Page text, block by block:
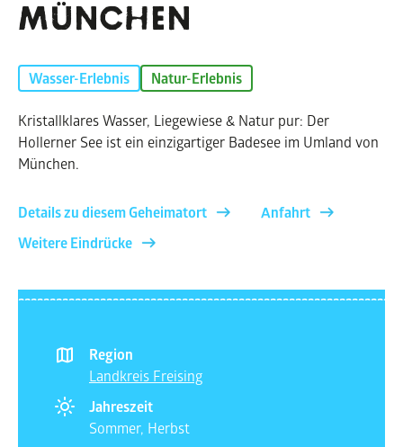
ÜNCHEN
Wasser-Erlebnis Natur-Erlebnis
Kristallklares Wasser, Liegewiese & Natur pur: Der
Hollerner See ist ein einzigartiger Badesee im Umland von
München.
Details zu diesem Geheimatort
Anfahrt
Weitere Eindrücke
Region
Landkreis Freising
Jahreszeit
Sommer, Herbst